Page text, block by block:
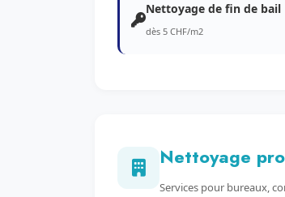
Nettoyage de fin de bail
dès 5 CHF/m2
Nettoyage
Services pour bureaux,